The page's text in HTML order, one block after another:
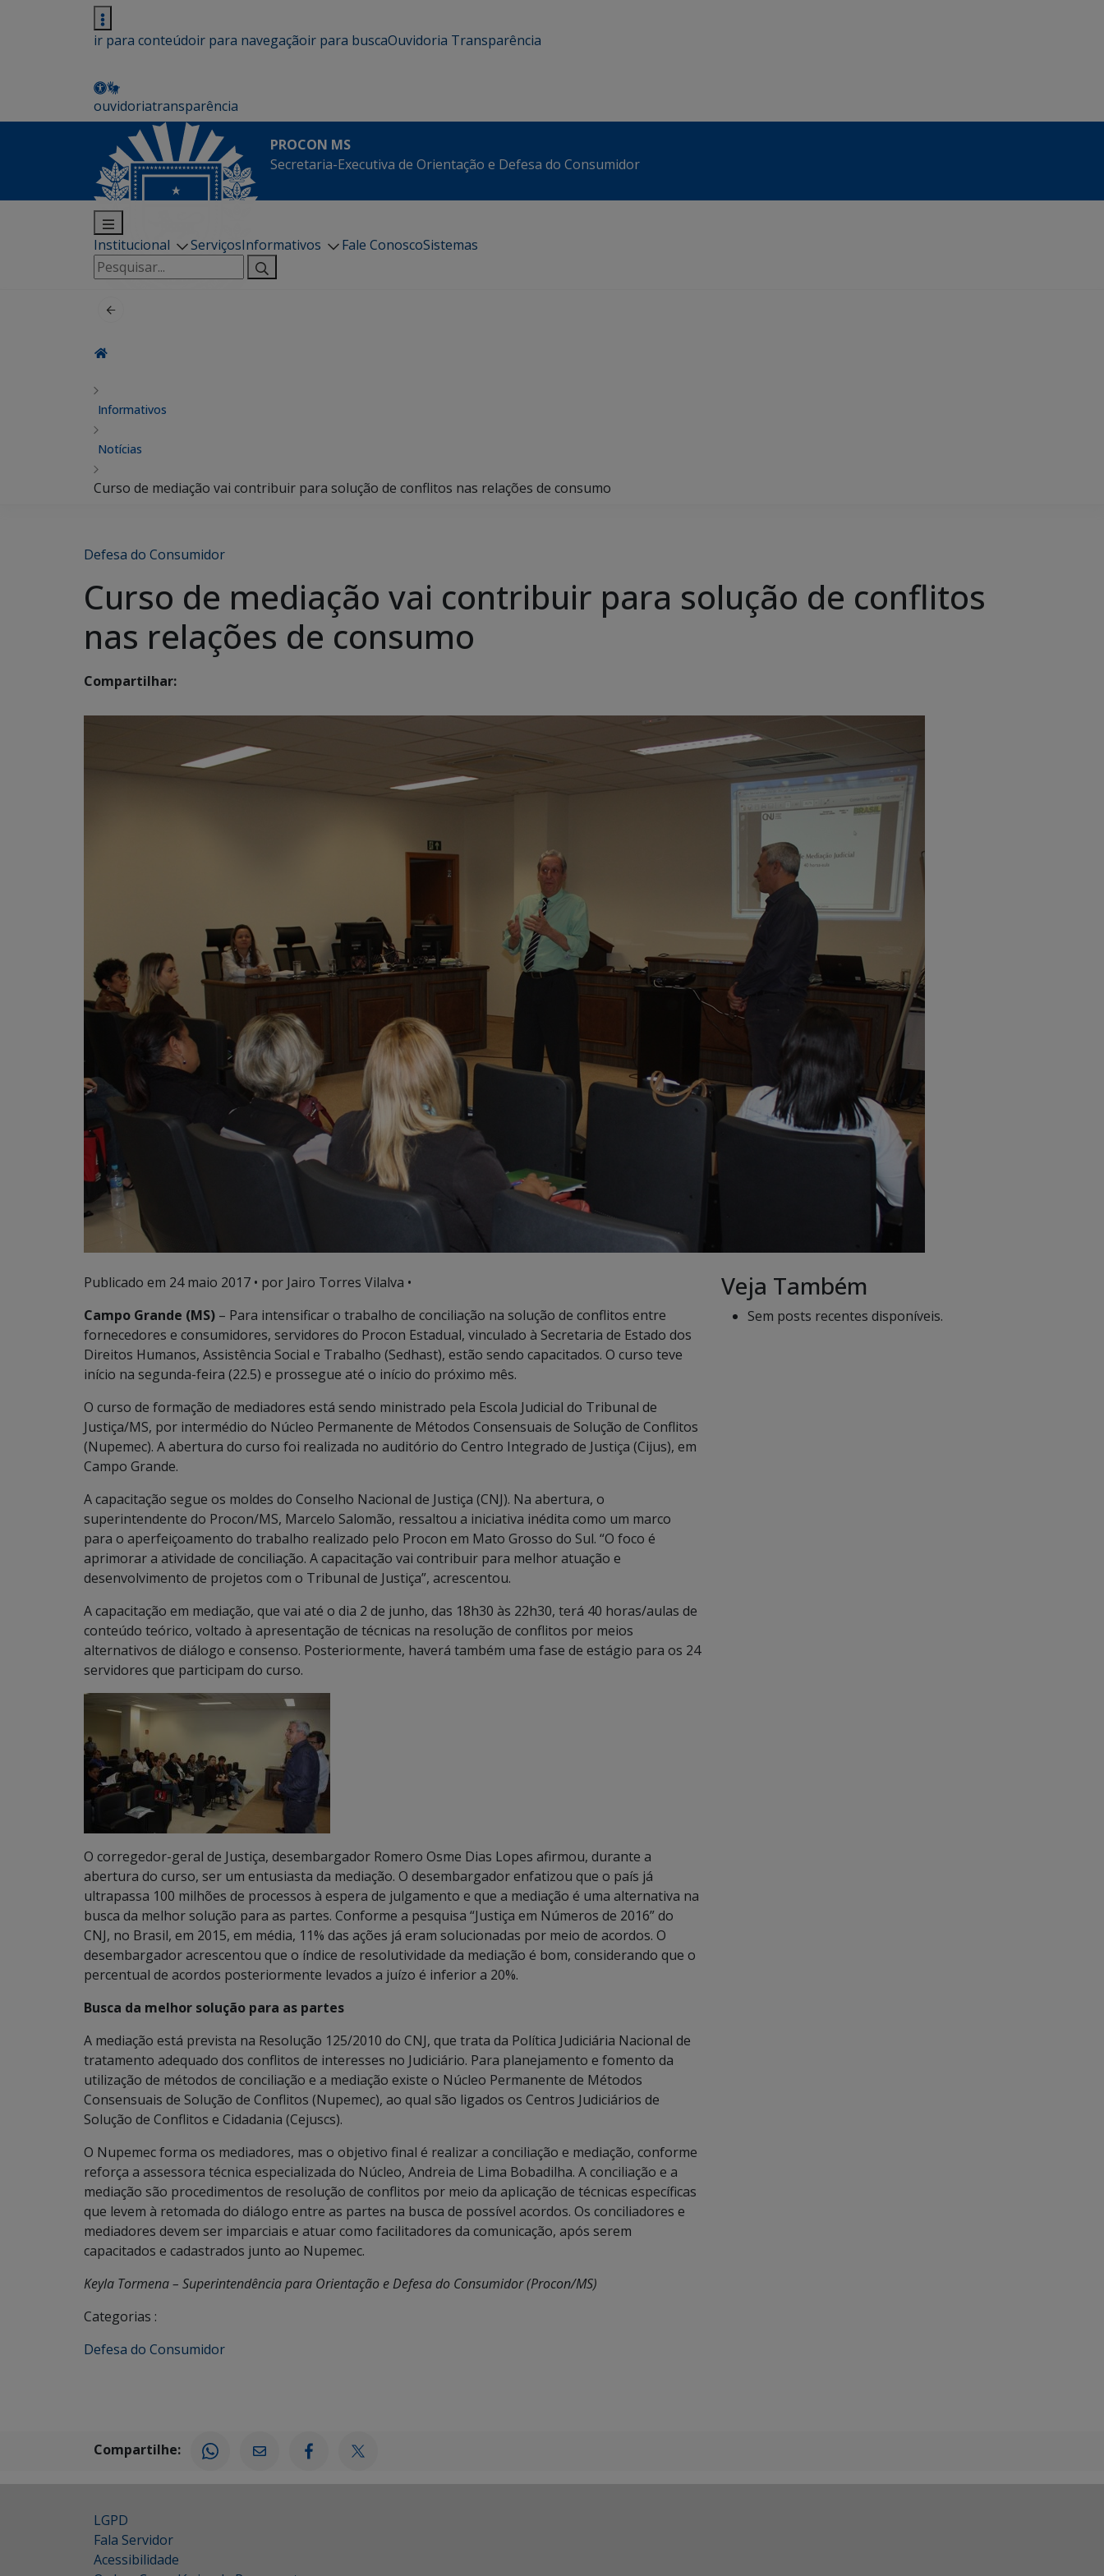
ir para conteúdoir para navegaçãoir para buscaOuvidoria Transparência
ouvidoriatransparência
PROCON MS
Secretaria-Executiva de Orientação e Defesa do Consumidor
Institucional ServiçosInformativos Fale ConoscoSistemas
Pesquisar
por:
Informativos
Notícias
Curso de mediação vai contribuir para solução de conflitos nas relações de consumo
Defesa do Consumidor
Curso de mediação vai contribuir para solução de conflitos
nas relações de consumo
Compartilhar:
Publicado em 24 maio 2017 • por Jairo Torres Vilalva •
Campo Grande (MS) – Para intensificar o trabalho de conciliação na solução de conflitos entre
fornecedores e consumidores, servidores do Procon Estadual, vinculado à Secretaria de Estado dos
Direitos Humanos, Assistência Social e Trabalho (Sedhast), estão sendo capacitados. O curso teve
início na segunda-feira (22.5) e prossegue até o início do próximo mês.
O curso de formação de mediadores está sendo ministrado pela Escola Judicial do Tribunal de
Justiça/MS, por intermédio do Núcleo Permanente de Métodos Consensuais de Solução de Conflitos
(Nupemec). A abertura do curso foi realizada no auditório do Centro Integrado de Justiça (Cijus), em
Campo Grande.
A capacitação segue os moldes do Conselho Nacional de Justiça (CNJ). Na abertura, o
superintendente do Procon/MS, Marcelo Salomão, ressaltou a iniciativa inédita como um marco
para o aperfeiçoamento do trabalho realizado pelo Procon em Mato Grosso do Sul. “O foco é
aprimorar a atividade de conciliação. A capacitação vai contribuir para melhor atuação e
desenvolvimento de projetos com o Tribunal de Justiça”, acrescentou.
A capacitação em mediação, que vai até o dia 2 de junho, das 18h30 às 22h30, terá 40 horas/aulas de
conteúdo teórico, voltado à apresentação de técnicas na resolução de conflitos por meios
alternativos de diálogo e consenso. Posteriormente, haverá também uma fase de estágio para os 24
servidores que participam do curso.
O corregedor-geral de Justiça, desembargador Romero Osme Dias Lopes afirmou, durante a
abertura do curso, ser um entusiasta da mediação. O desembargador enfatizou que o país já
ultrapassa 100 milhões de processos à espera de julgamento e que a mediação é uma alternativa na
busca da melhor solução para as partes. Conforme a pesquisa “Justiça em Números de 2016” do
CNJ, no Brasil, em 2015, em média, 11% das ações já eram solucionadas por meio de acordos. O
desembargador acrescentou que o índice de resolutividade da mediação é bom, considerando que o
percentual de acordos posteriormente levados a juízo é inferior a 20%.
Busca da melhor solução para as partes
A mediação está prevista na Resolução 125/2010 do CNJ, que trata da Política Judiciária Nacional de
tratamento adequado dos conflitos de interesses no Judiciário. Para planejamento e fomento da
utilização de métodos de conciliação e a mediação existe o Núcleo Permanente de Métodos
Consensuais de Solução de Conflitos (Nupemec), ao qual são ligados os Centros Judiciários de
Solução de Conflitos e Cidadania (Cejuscs).
O Nupemec forma os mediadores, mas o objetivo final é realizar a conciliação e mediação, conforme
reforça a assessora técnica especializada do Núcleo, Andreia de Lima Bobadilha. A conciliação e a
mediação são procedimentos de resolução de conflitos por meio da aplicação de técnicas específicas
que levem à retomada do diálogo entre as partes na busca de possível acordos. Os conciliadores e
mediadores devem ser imparciais e atuar como facilitadores da comunicação, após serem
capacitados e cadastrados junto ao Nupemec.
Keyla Tormena – Superintendência para Orientação e Defesa do Consumidor (Procon/MS)
Categorias :
Defesa do Consumidor
Veja Também
Sem posts recentes disponíveis.
Compartilhe:
LGPD
Fala Servidor
Acessibilidade